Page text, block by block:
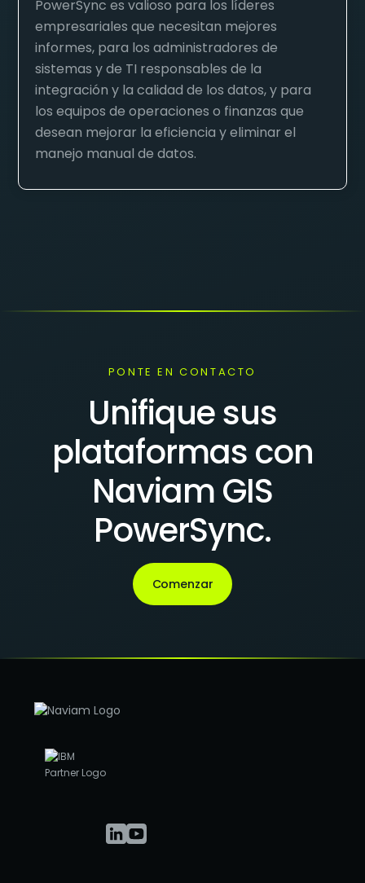
PowerSync es valioso para los líderes
empresariales que necesitan mejores
informes, para los administradores de
sistemas y de TI responsables de la
integración y la calidad de los datos, y para
los equipos de operaciones o finanzas que
desean mejorar la eficiencia y eliminar el
manejo manual de datos.
PONTE EN CONTACTO
Unifique sus
plataformas con
Naviam GIS
PowerSync.
Comenzar